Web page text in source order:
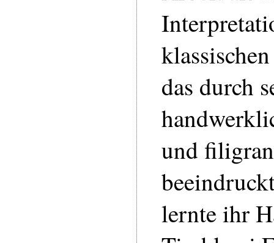
das durch
und
lernte ihr